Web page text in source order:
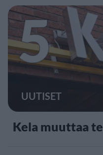
5
UUTISET
Kela muuttaa